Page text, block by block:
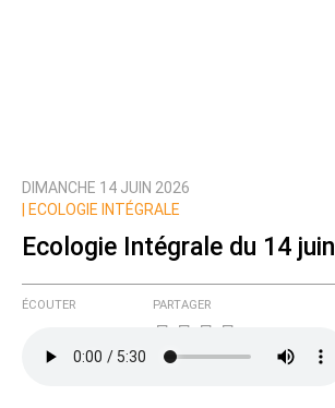
DIMANCHE 14 JUIN 2026
ECOLOGIE INTÉGRALE
Ecologie Intégrale du 14 juin
ÉCOUTER PARTAGER